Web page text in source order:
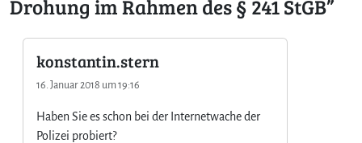
Drohung im Rahmen des § 241 StGB”
konstantin.stern
16. Januar 2018 um 19:16
Haben Sie es schon bei der Internetwache der
Polizei probiert?